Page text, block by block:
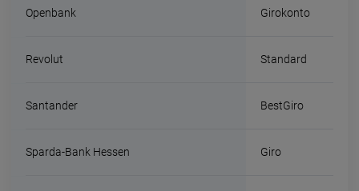
Openbank Girokonto
Revolut Standard
Santander BestGiro
Sparda-Bank Hessen Giro